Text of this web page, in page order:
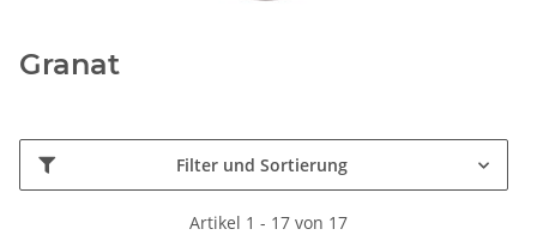
Granat
Filter und Sortierung
Artikel 1 - 17 von 17